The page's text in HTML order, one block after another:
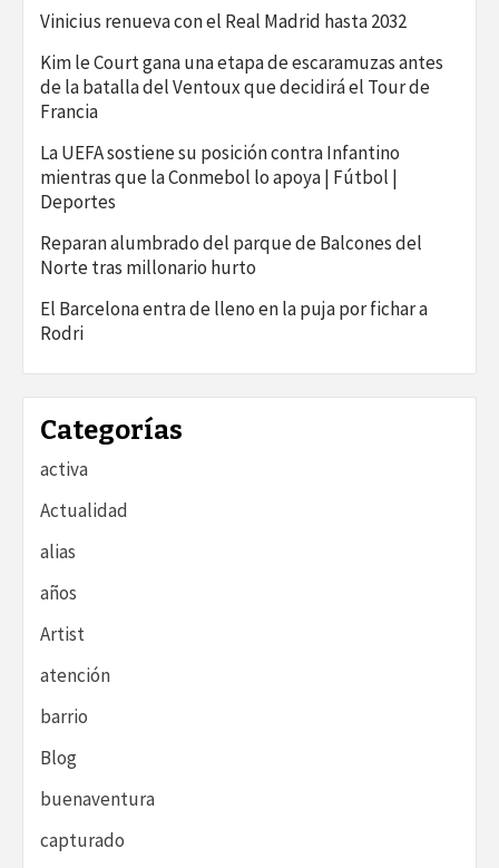
Vinicius renueva con el Real Madrid hasta 2032
Kim le Court gana una etapa de escaramuzas antes
de la batalla del Ventoux que decidirá el Tour de
Francia
La UEFA sostiene su posición contra Infantino
mientras que la Conmebol lo apoya | Fútbol |
Deportes
Reparan alumbrado del parque de Balcones del
Norte tras millonario hurto
El Barcelona entra de lleno en la puja por fichar a
Rodri
Categorías
activa
Actualidad
alias
años
Artist
atención
barrio
Blog
buenaventura
capturado